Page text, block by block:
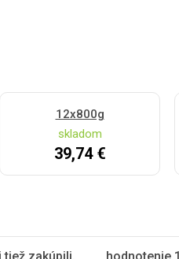
12x800g
skladom
39,74 €
zakúpili. hodnotenie